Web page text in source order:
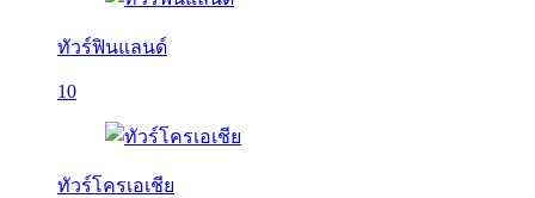
ทัวร์ฟินแลนด์
10
ทัวร์โครเอเชีย